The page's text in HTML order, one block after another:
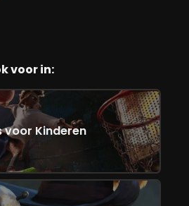
voor in:
voor Kinderen